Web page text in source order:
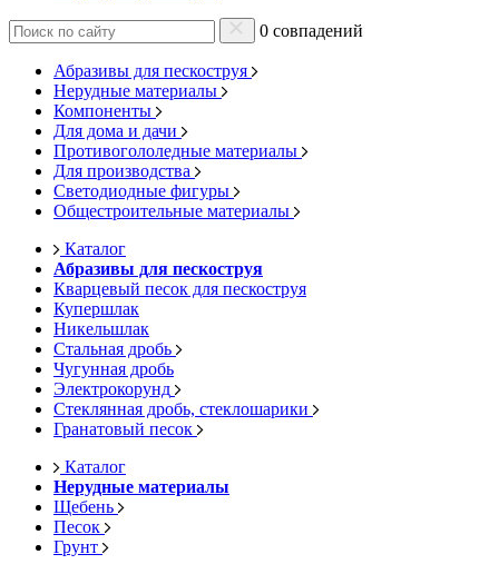
0 совпадений
Абразивы для пескоструя
Нерудные материалы
Компоненты
Для дома и дачи
Противогололедные материалы
Для производства
Светодиодные фигуры
Общестроительные материалы
Каталог
Абразивы для пескоструя
Кварцевый песок для пескоструя
Купершлак
Никельшлак
Стальная дробь
Чугунная дробь
Электрокорунд
Стеклянная дробь, стеклошарики
Гранатовый песок
Каталог
Нерудные материалы
Щебень
Песок
Грунт